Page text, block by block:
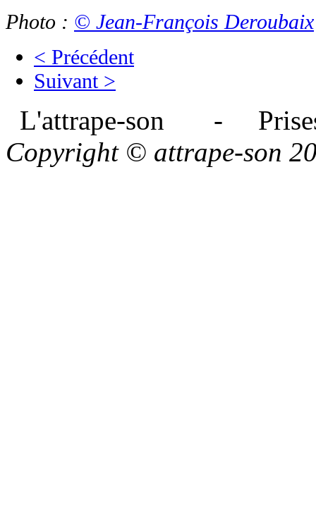
Photo : © Jean-François Deroubaix
< Précédent
Suivant >
L'attrape-son -
Copyright © attrape-son